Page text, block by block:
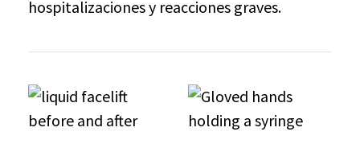
hospitalizaciones y reacciones graves.